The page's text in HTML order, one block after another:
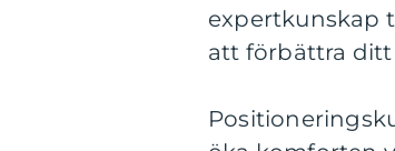
expertkunskap
att förbättra ditt